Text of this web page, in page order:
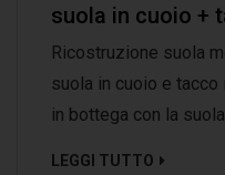
suola in cuoio +
Ricostruzione suola
suola in cuoio e tacco
in bottega con la
LEGGI TUTTO